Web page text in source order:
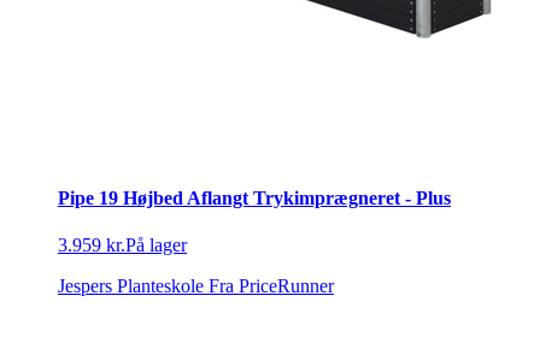
Pipe 19 Højbed Aflangt Trykimprægneret - Plus
3.959 kr.På lager
Jespers Planteskole Fra PriceRunner